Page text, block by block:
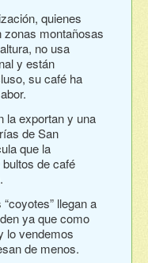
quienes
zonas montañosas
no usa
y están
su café ha
la exportan y una
de San
que la
de café
llegan a
ya que como
lo vendemos
de menos.